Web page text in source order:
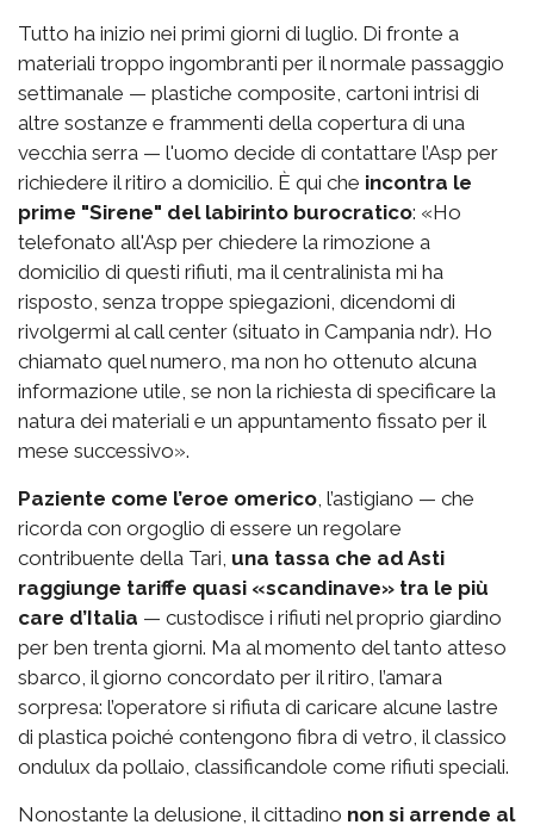
Tutto ha inizio nei primi giorni di luglio. Di fronte a
materiali troppo ingombranti per il normale passaggio
settimanale — plastiche composite, cartoni intrisi di
altre sostanze e frammenti della copertura di una
vecchia serra — l'uomo decide di contattare l’Asp per
richiedere il ritiro a domicilio. È qui che incontra le
prime "Sirene" del labirinto burocratico: «Ho
telefonato all'Asp per chiedere la rimozione a
domicilio di questi rifiuti, ma il centralinista mi ha
risposto, senza troppe spiegazioni, dicendomi di
rivolgermi al call center (situato in Campania ndr). Ho
chiamato quel numero, ma non ho ottenuto alcuna
informazione utile, se non la richiesta di specificare la
natura dei materiali e un appuntamento fissato per il
mese successivo».
Paziente come l’eroe omerico, l’astigiano — che
ricorda con orgoglio di essere un regolare
contribuente della Tari, una tassa che ad Asti
raggiunge tariffe quasi «scandinave» tra le più
care d’Italia — custodisce i rifiuti nel proprio giardino
per ben trenta giorni. Ma al momento del tanto atteso
sbarco, il giorno concordato per il ritiro, l’amara
sorpresa: l’operatore si rifiuta di caricare alcune lastre
di plastica poiché contengono fibra di vetro, il classico
ondulux da pollaio, classificandole come rifiuti speciali.
Nonostante la delusione, il cittadino non si arrende al